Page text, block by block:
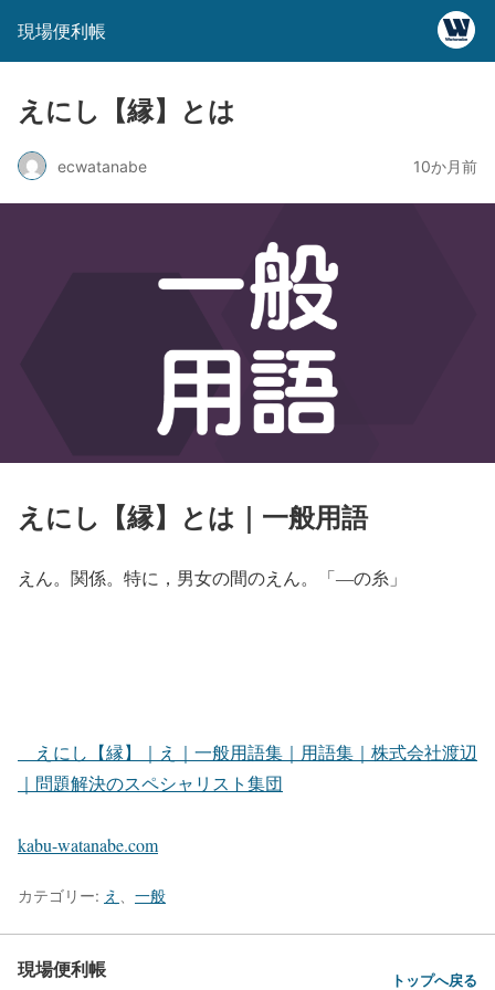
現場便利帳
えにし【縁】とは
ecwatanabe 10か月前
えにし【縁】とは｜一般用語
えん。関係。特に，男女の間のえん。「―の糸」
えにし【縁】｜え｜一般用語集｜用語集｜株式会社渡辺
｜問題解決のスペシャリスト集団
kabu-watanabe.com
カテゴリー: え 一般
現場便利帳 トップへ戻る